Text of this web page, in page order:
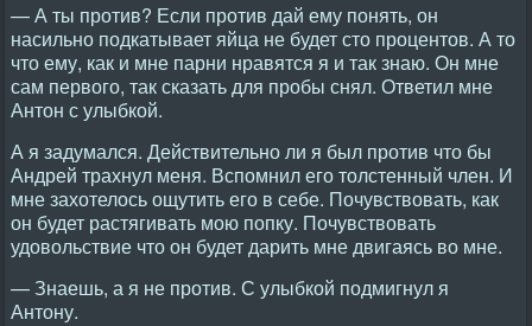
— А ты против? Если против дай ему понять, он
насильно подкатывает яйца не будет сто процентов. А то
что ему, как и мне парни нравятся я и так знаю. Он мне
сам первого, так сказать для пробы снял. Ответил мне
Антон с улыбкой.
А я задумался. Действительно ли я был против что бы
Андрей трахнул меня. Вспомнил его толстенный член. И
мне захотелось ощутить его в себе. Почувствовать, как
он будет растягивать мою попку. Почувствовать
удовольствие что он будет дарить мне двигаясь во мне.
— Знаешь, а я не против. С улыбкой подмигнул я
Антону.